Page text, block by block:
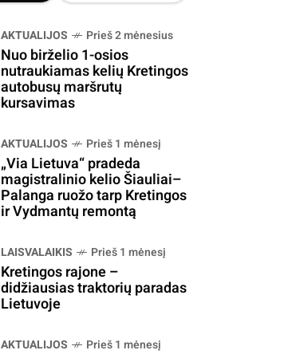
AKTUALIJOS Prieš 2 mėnesius
Nuo birželio 1-osios
nutraukiamas kelių Kretingos
autobusų maršrutų
kursavimas
AKTUALIJOS Prieš 1 mėnesį
„Via Lietuva“ pradeda
magistralinio kelio Šiauliai–
Palanga ruožo tarp Kretingos
ir Vydmantų remontą
LAISVALAIKIS Prieš 1 mėnesį
Kretingos rajone –
didžiausias traktorių paradas
Lietuvoje
AKTUALIJOS Prieš 1 mėnesį